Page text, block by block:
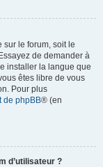
sur le forum, soit le
de demander à
installer la langue que
êtes libre de vous
Pour plus
de phpBB® (en
d’utilisateur ?